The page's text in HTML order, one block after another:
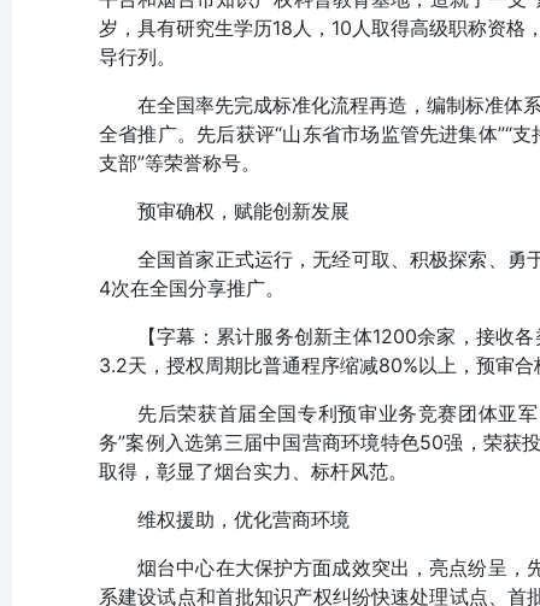
岁，具有研究生学历18人，10人取得高级职称资
导行列。
在全国率先完成标准化流程再造，编制标准体
全省推广。先后获评“山东省市场监管先进集体”“
支部”等荣誉称号。
预审确权，赋能创新发展
全国首家正式运行，无经可取、积极探索、勇
4次在全国分享推广。
【字幕：累计服务创新主体1200余家，接收
3.2天，授权周期比普通程序缩减80%以上，预审
先后荣获首届全国专利预审业务竞赛团体亚
务”案例入选第三届中国营商环境特色50强，荣获
取得，彰显了烟台实力、标杆风范。
维权援助，优化营商环境
烟台中心在大保护方面成效突出，亮点纷呈，
系建设试点和首批知识产权纠纷快速处理试点、